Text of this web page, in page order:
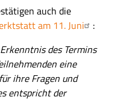
auch die
am 11. Juni
:
des Termins
eine
ihre Fragen und
entspricht der